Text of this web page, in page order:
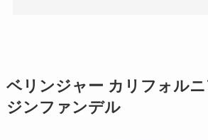
ベリンジャー カリフォルニ
ジンファンデル